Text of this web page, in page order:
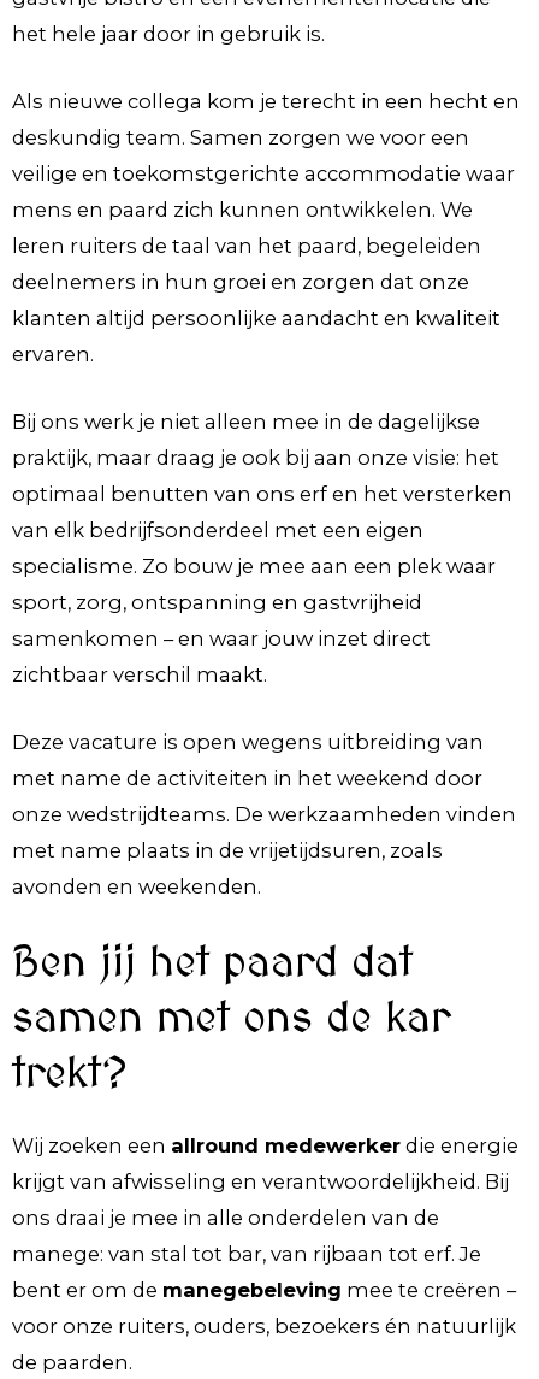
het hele jaar door in gebruik is.
Als nieuwe collega kom je terecht in een hecht en
deskundig team. Samen zorgen we voor een
veilige en toekomstgerichte accommodatie waar
mens en paard zich kunnen ontwikkelen. We
leren ruiters de taal van het paard, begeleiden
deelnemers in hun groei en zorgen dat onze
klanten altijd persoonlijke aandacht en kwaliteit
ervaren.
Bij ons werk je niet alleen mee in de dagelijkse
praktijk, maar draag je ook bij aan onze visie: het
optimaal benutten van ons erf en het versterken
van elk bedrijfsonderdeel met een eigen
specialisme. Zo bouw je mee aan een plek waar
sport, zorg, ontspanning en gastvrijheid
samenkomen – en waar jouw inzet direct
zichtbaar verschil maakt.
Deze vacature is open wegens uitbreiding van
met name de activiteiten in het weekend door
onze wedstrijdteams. De werkzaamheden vinden
met name plaats in de vrijetijdsuren, zoals
avonden en weekenden.
Ben jij het paard dat
samen met ons de kar
trekt?
Wij zoeken een allround medewerker die energie
krijgt van afwisseling en verantwoordelijkheid. Bij
ons draai je mee in alle onderdelen van de
manege: van stal tot bar, van rijbaan tot erf. Je
bent er om de manegebeleving mee te creëren –
voor onze ruiters, ouders, bezoekers én natuurlijk
de paarden.